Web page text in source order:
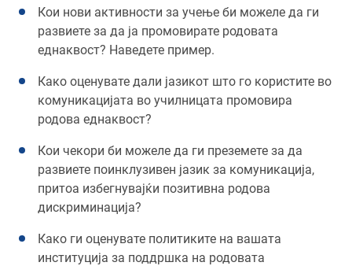
Кои нови активности за учење би можеле да ги
развиете за да ја промовирате родовата
еднаквост? Наведете пример.
Како оценувате дали јазикот што го користите во
комуникацијата во училницата промовира
родова еднаквост?
Кои чекори би можеле да ги преземете за да
развиете поинклузивен јазик за комуникација,
притоа избегнувајќи позитивна родова
дискриминација?
Како ги оценувате политиките на вашата
институција за поддршка на родовата